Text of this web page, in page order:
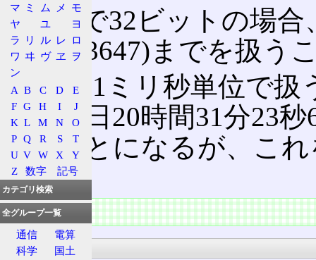
signed で32ビットの場
2147483647)までを扱う
これを1ミリ秒単位で扱
まり24日20時間31分23
えることになるが、こ
る。
特徴
現象
マ ミ ム メ
モ
ヤ
ユ
ヨ
ラ
リ ル レ ロ
ワ ヰ ヴ ヱ
ヲ
ン
A B C D
E
F G H I
J
K L M N
O
P Q R S
T
U V W X
Y
Z
数字 記号
カテゴリ検索
全グループ一覧
通信
電算
科学
国土